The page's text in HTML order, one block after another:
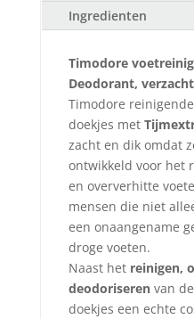
Ingredienten
Timodore
Deodorant,
Timodore
doekjes met
zacht en dik omdat
ontwikkeld voor het
en oververhitte
mensen die niet
een onaangename
droge voeten.
Naast het reinigen,
deodoriserenvan
doekjes een echte